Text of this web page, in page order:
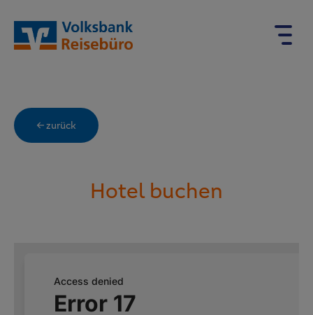
← zurück
Hotel buchen